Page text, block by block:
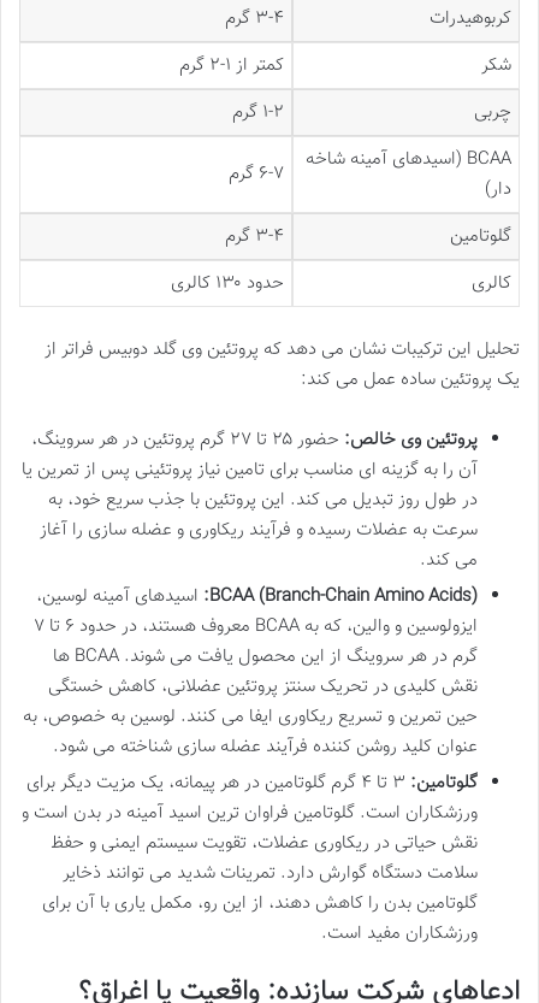
کربوهیدرات
۳-۴ گرم
شکر
کمتر از ۱-۲ گرم
چربی
۱-۲ گرم
BCAA (اسیدهای آمینه شاخه
دار)
۶-۷ گرم
گلوتامین
۳-۴ گرم
کالری
حدود ۱۳۰ کالری
تحلیل این ترکیبات نشان می دهد که پروتئین وی گلد دوبیس فراتر از
یک پروتئین ساده عمل می کند:
پروتئین وی خالص:
حضور ۲۵ تا ۲۷ گرم پروتئین در هر سروینگ،
آن را به گزینه ای مناسب برای تامین نیاز پروتئینی پس از تمرین یا
در طول روز تبدیل می کند. این پروتئین با جذب سریع خود، به
سرعت به عضلات رسیده و فرآیند ریکاوری و عضله سازی را آغاز
می کند.
BCAA (Branch-Chain Amino Acids): اسیدهای آمینه لوسین،
ایزولوسین و والین، که به BCAA معروف هستند، در حدود ۶ تا ۷
گرم در هر سروینگ از این محصول یافت می شوند. BCAA ها
نقش کلیدی در تحریک سنتز پروتئین عضلانی، کاهش خستگی
حین تمرین و تسریع ریکاوری ایفا می کنند. لوسین به خصوص، به
عنوان کلید روشن کننده فرآیند عضله سازی شناخته می شود.
گلوتامین:
۳ تا ۴ گرم گلوتامین در هر پیمانه، یک مزیت دیگر برای
ورزشکاران است. گلوتامین فراوان ترین اسید آمینه در بدن است و
نقش حیاتی در ریکاوری عضلات، تقویت سیستم ایمنی و حفظ
سلامت دستگاه گوارش دارد. تمرینات شدید می توانند ذخایر
گلوتامین بدن را کاهش دهند، از این رو، مکمل یاری با آن برای
ورزشکاران مفید است.
ادعاهای شرکت سازنده: واقعیت یا اغراق؟